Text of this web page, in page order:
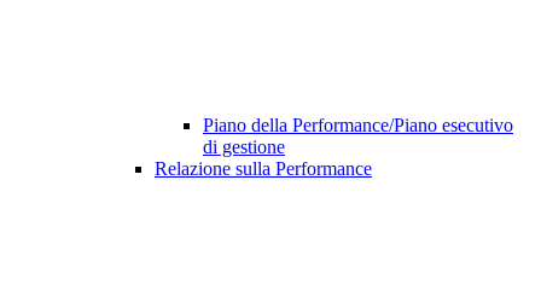
Piano della Performance/Piano esecutivo
di gestione
Relazione sulla Performance